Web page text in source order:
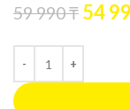
59 990₸ 54